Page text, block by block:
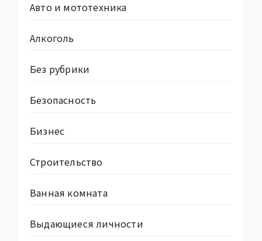
Авто и мототехника
Алкоголь
Без рубрики
Безопасность
Бизнес
Строительство
Ванная комната
Выдающиеся личности